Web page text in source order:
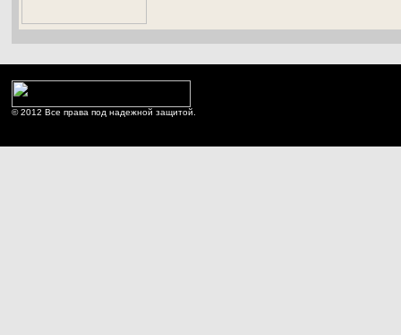
© 2012 Все права под надежной защитой.